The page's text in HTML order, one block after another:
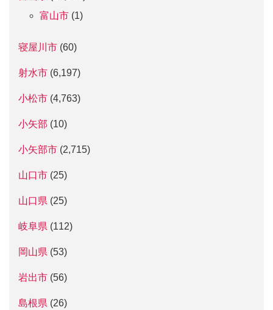
富山市 (1)
寝屋川市 (60)
射水市 (6,197)
小松市 (4,763)
小矢部 (10)
小矢部市 (2,715)
山口市 (25)
山口県 (25)
岐阜県 (112)
岡山県 (53)
岩出市 (56)
島根県 (26)